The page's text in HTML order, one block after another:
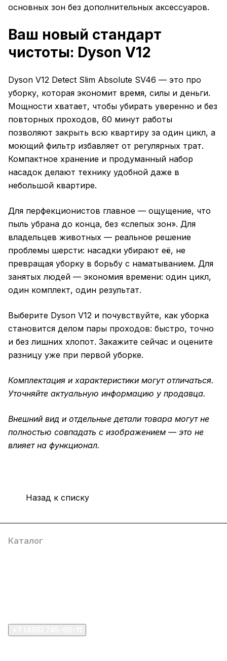
основных зон без дополнительных аксессуаров.
Ваш новый стандарт
чистоты: Dyson V12
Dyson V12 Detect Slim Absolute SV46 — это про
уборку, которая экономит время, силы и деньги.
Мощности хватает, чтобы убирать уверенно и без
повторных проходов, 60 минут работы
позволяют закрыть всю квартиру за один цикл, а
моющий фильтр избавляет от регулярных трат.
Компактное хранение и продуманный набор
насадок делают технику удобной даже в
небольшой квартире.
Для перфекционистов главное — ощущение, что
пыль убрана до конца, без «слепых зон». Для
владельцев животных — реальное решение
проблемы шерсти: насадки убирают её, не
превращая уборку в борьбу с наматыванием. Для
занятых людей — экономия времени: один цикл,
один комплект, один результат.
Выберите Dyson V12 и почувствуйте, как уборка
становится делом пары проходов: быстро, точно
и без лишних хлопот. Закажите сейчас и оцените
разницу уже при первой уборке.
Комплектация и характеристики могут отличаться.
Уточняйте актуальную информацию у продавца.
Внешний вид и отдельные детали товара могут не
полностью совпадать с изображением — это не
влияет на функционал.
Назад к списку
Каталог